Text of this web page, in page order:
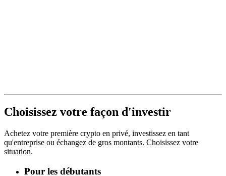
Choisissez votre façon d'investir
Achetez votre première crypto en privé, investissez en tant
qu'entreprise ou échangez de gros montants. Choisissez votre
situation.
Pour les débutants